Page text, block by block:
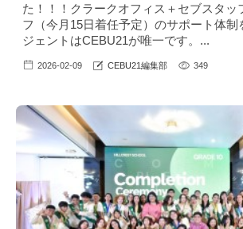
た！！！クラークオフィス＋セブスタッ
フ（今月15日着任予定）のサポート体制
ジェントはCEBU21が唯一です。...
2026-02-09 CEBU21編集部 349